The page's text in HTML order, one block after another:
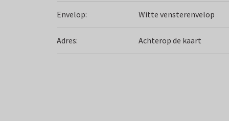
Envelop: Witte vensterenvelop
Adres: Achterop de kaart